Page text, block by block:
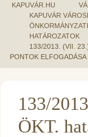
KAPUVÁR.HU
KAPUVÁR
HATÁROZATOK
133/2013. (VII.
PONTOK ELFOGADÁSA
133/
ÖKT.